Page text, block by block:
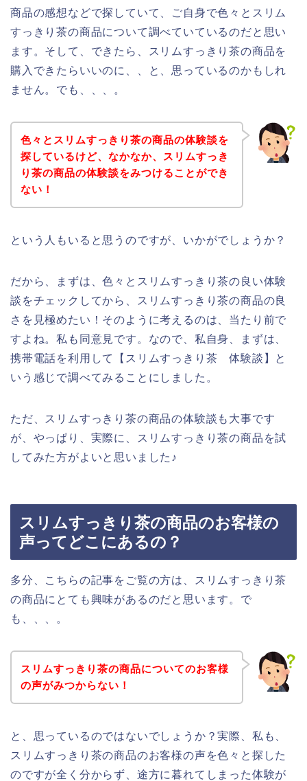
商品の感想などで探していて、ご自身で色々とスリム
すっきり茶の商品について調べていているのだと思い
ます。そして、できたら、スリムすっきり茶の商品を
購入できたらいいのに、、と、思っているのかもしれ
ません。でも、、、。
色々とスリムすっきり茶の商品の体験談を
探しているけど、なかなか、スリムすっき
り茶の商品の体験談をみつけることができ
ない！
という人もいると思うのですが、いかがでしょうか？
だから、まずは、色々とスリムすっきり茶の良い体験
談をチェックしてから、スリムすっきり茶の商品の良
さを見極めたい！そのように考えるのは、当たり前で
すよね。私も同意見です。なので、私自身、まずは、
携帯電話を利用して【スリムすっきり茶 体験談】と
いう感じで調べてみることにしました。
ただ、スリムすっきり茶の商品の体験談も大事です
が、やっぱり、実際に、スリムすっきり茶の商品を試
してみた方がよいと思いました♪
スリムすっきり茶の商品のお客様の
声ってどこにあるの？
多分、こちらの記事をご覧の方は、スリムすっきり茶
の商品にとても興味があるのだと思います。で
も、、、。
スリムすっきり茶の商品についてのお客様
の声がみつからない！
と、思っているのではないでしょうか？実際、私も、
スリムすっきり茶の商品のお客様の声を色々と探した
のですが全く分からず、途方に暮れてしまった体験が